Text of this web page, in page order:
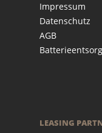
Impressum
Datenschutz
AGB
LEASING